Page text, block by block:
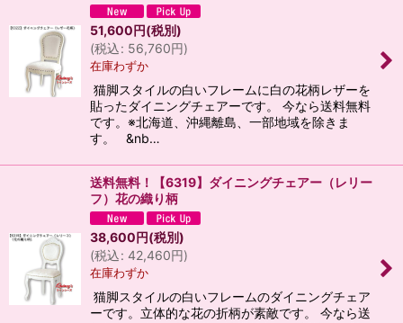
51,600円(税別)
(税込: 56,760円)
在庫わずか
猫脚スタイルの白いフレームに白の花柄レザーを
貼ったダイニングチェアーです。 今なら送料無料
です。※北海道、沖縄離島、一部地域を除きま
す。 &nb…
送料無料！【6319】ダイニングチェアー（レリー
フ）花の織り柄
38,600 円(税別)
(税込: 42,460円)
在庫わずか
猫脚スタイルの白いフレームのダイニングチェア
ーです。立体的な花の折柄が素敵です。 今なら送